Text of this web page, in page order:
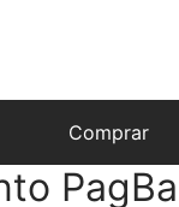
Comprar